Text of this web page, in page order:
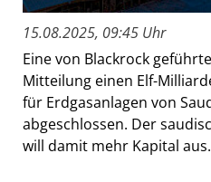
15.08.2025, 09:45 Uhr
Eine von Blackrock
Mitteilung einen Elf-
für Erdgasanlagen von
abgeschlossen. Der
will damit mehr Kapital